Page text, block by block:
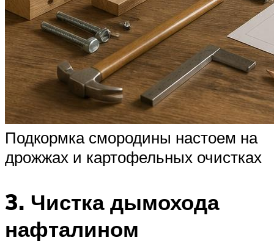
Подкормка смородины настоем на
дрожжах и картофельных очистках
3. Чистка дымохода
нафталином